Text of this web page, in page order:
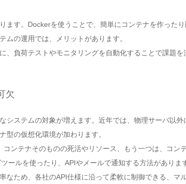
ます。Dockerを使うことで、簡単にコンテナを作った
ムの運用では、メリットがあります。
、負荷テストやモニタリングを自動化することで課題
欠
システムの対象が増えます。近年では、物理サーバ以
型の仮想化環境が加わります。
ンテナそのものの死活やリソース、もう一つは、コン
ールを使ったり、APIやメールで通知する方法があり
なため、各社のAPI仕様に沿って柔軟に制御できる、マ